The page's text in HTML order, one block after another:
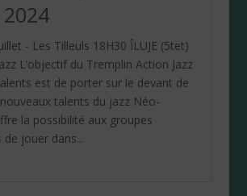
2024
- Les Tilleuls 18H30 ÎLUJE (5tet)
L’objectif du Tremplin Action Jazz
est de porter sur le devant de
talents du jazz Néo-
la possibilité aux groupes
de jouer dans...